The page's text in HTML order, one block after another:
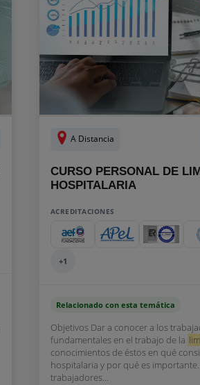
A Distancia
CURSO PERSONAL DE
HOSPITALARIA
ACREDITACIONES
+1
Relacionado con esta temática
Objetivos Dar a conocer a los
fundamentales en el trabajo de la
conocimientos de éstos en qué
hospitalaria y por qué es
trabajadores...